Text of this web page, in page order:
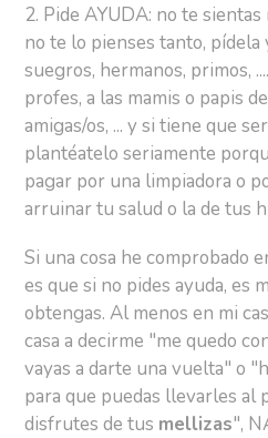
2. Pide AYUDA: no te
no te lo pienses tanto,
suegros, hermanos, primos,
profes, a las mamis o papis
amigas/os, ... y si tiene que
plantéatelo seriamente
pagar por una limpiadora o
arruinar tu salud o la de tus
Si una cosa he comprobado
es que si no pides ayuda, es
obtengas. Al menos en mi
casa a decirme "me quedo
vayas a darte una vuelta" o
para que puedas llevarles al
disfrutes de tus mellizas",